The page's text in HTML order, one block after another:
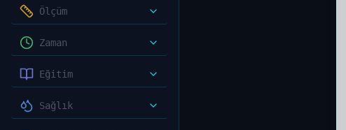
Ölçüm
Zaman
Eğitim
Sağlık